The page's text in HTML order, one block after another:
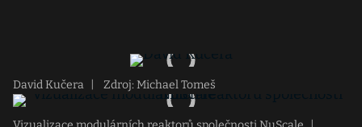
David Kučera Zdroj: Michael Tomeš